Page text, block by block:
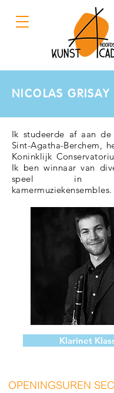
NICOLAS GRISAY
Ik studeerde af aan
Sint-Agatha-Berchem,
Koninklijk
Ik ben winnaar van
speel in
kamermuziekensembles.
Klarinet
OPENINGSUREN